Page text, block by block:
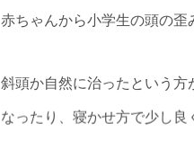
赤ちゃんから小学生の頭の歪
斜頭か自然に治ったという
なったり、寝かせ方で少し良